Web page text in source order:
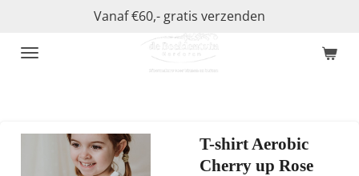
naar
Vanaf €60,- gratis verzenden
T-shirt Aerobic
Cherry up Rose